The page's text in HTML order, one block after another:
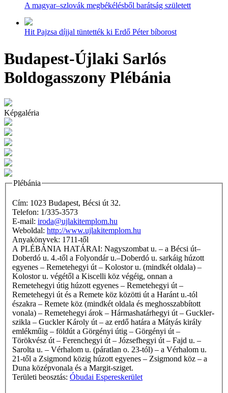
A magyar–szlovák megbékélésből barátság született
Hit Pajzsa díjjal tüntették ki Erdő Péter bíborost
Budapest-Újlaki Sarlós
Boldogasszony Plébánia
Képgaléria
Plébánia
Cím: 1023 Budapest, Bécsi út 32.
Telefon: 1/335-3573
E-mail: iroda@ujlakitemplom.hu
Weboldal: http://www.ujlakitemplom.hu
Anyakönyvek: 1711-től
A PLÉBÁNIA HATÁRAI: Nagyszombat u. – a Bécsi út–
Doberdó u. 4.-től a Folyondár u.–Doberdó u. sarkáig húzott
egyenes – Remetehegyi út – Kolostor u. (mindkét oldala) –
Kolostor u. végétől a Kiscelli köz végéig, onnan a
Remetehegyi útig húzott egyenes – Remetehegyi út –
Remetehegyi út és a Remete köz közötti út a Haránt u.-tól
északra – Remete köz (mindkét oldala és meghosszabbított
vonala) – Remetehegyi árok – Hármashatárhegyi út – Guckler-
szikla – Guckler Károly út – az erdő határa a Mátyás király
emlékműig – földút a Görgényi útig – Görgényi út –
Törökvész út – Ferenchegyi út – Józsefhegyi út – Fajd u. –
Sarolta u. – Vérhalom u. (páratlan o. 23-tól) – a Vérhalom u.
21-től a Zsigmond közig húzott egyenes – Zsigmond köz – a
Duna középvonala és a Margit-sziget.
Területi beosztás: Óbudai Espereskerület